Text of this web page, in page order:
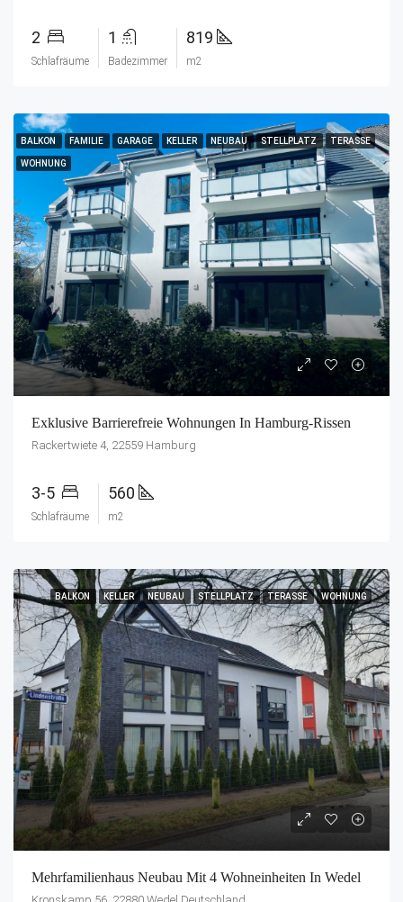
2
Schlafräume
1
Badezimmer
819
m2
BALKON FAMILIE GARAGE KELLER NEUBAU STELLPLATZ TERASSE
WOHNUNG
Exklusive Barrierefreie Wohnungen In Hamburg-Rissen
Rackertwiete 4, 22559 Hamburg
3-5
Schlafräume
560
m2
BALKON KELLER NEUBAU STELLPLATZ TERASSE WOHNUNG
Mehrfamilienhaus Neubau Mit 4 Wohneinheiten In Wedel